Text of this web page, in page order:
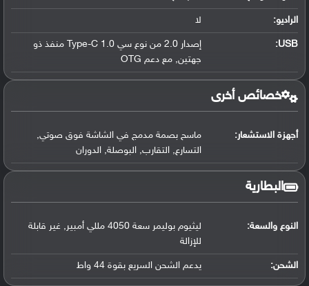
الراديو: لا
USB
:
إصدار 2.0 من نوع سي Type-C 1.0 منفذ ذو
جهتين, مع دعم OTG
خصائص أخرى
أجهزة الاستشعار:
ماسح بصمة مدمج في الشاشة فوق صوتي,
التسارع, التقارب, البوصلة, الدوران
البطارية
النوع والسعة:
ليثيوم بوليمر سعة 4050 مللي أمبير, غير قابلة
للإزالة
الشحن: يدعم الشحن السريع بقوة 44 واط